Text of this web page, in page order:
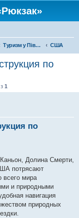
Туризм у Північній Америці США
по
з 1
по
Долина Смерти,
потрясают
всего мира
и природными
навигация
природных